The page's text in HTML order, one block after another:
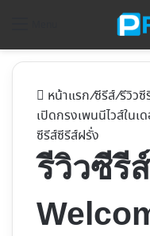
หน้าแรก/ซีรีส์/รีวิว
เปิดกรงเพนนีไวส์ในเ
ซีรีส์ซีรีส์ฝรั่ง
รีวิวซีรี